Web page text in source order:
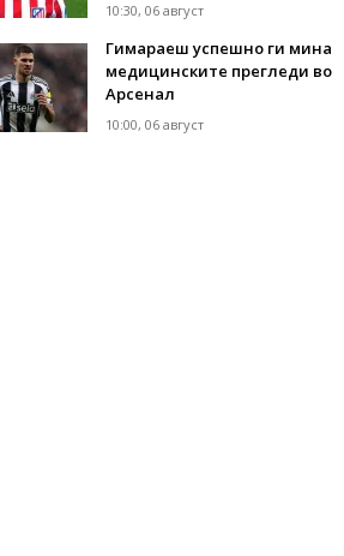
10:30, 06 август
Гимараеш успешно ги мина
медицинските прегледи во
Арсенал
10:00, 06 август